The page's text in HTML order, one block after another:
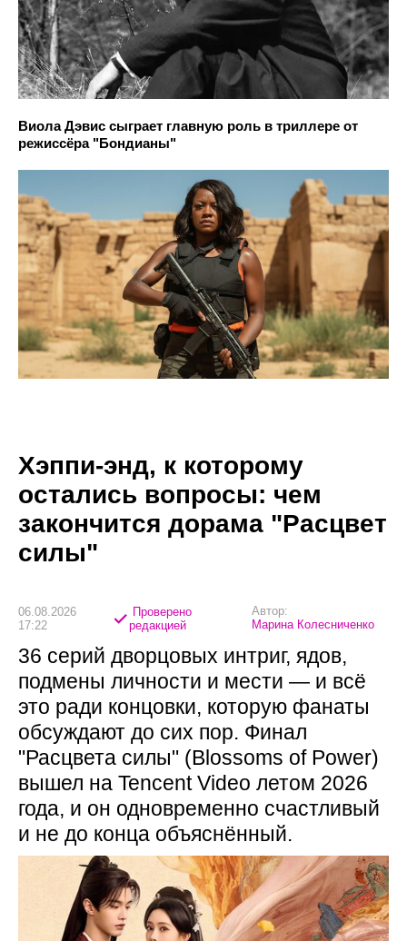
Виола Дэвис сыграет главную роль в триллере от
режиссёра "Бондианы"
Хэппи-энд, к которому
остались вопросы: чем
закончится дорама "Расцвет
силы"
06.08.2026
17:22
Проверено
редакцией
Автор:
Марина Колесниченко
36 серий дворцовых интриг, ядов,
подмены личности и мести — и всё
это ради концовки, которую фанаты
обсуждают до сих пор. Финал
"Расцвета силы" (Blossoms of Power)
вышел на Tencent Video летом 2026
года, и он одновременно счастливый
и не до конца объяснённый.